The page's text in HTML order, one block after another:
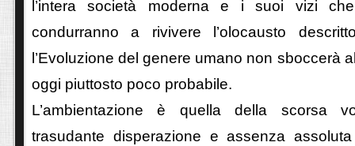
l’intera società moderna e i suoi vizi
condurranno a rivivere l’olocausto
l’Evoluzione del genere umano non sboccerà
oggi piuttosto poco probabile.
L’ambientazione è quella della scorsa
trasudante disperazione e assenza